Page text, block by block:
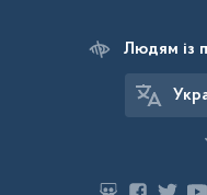
Людям із